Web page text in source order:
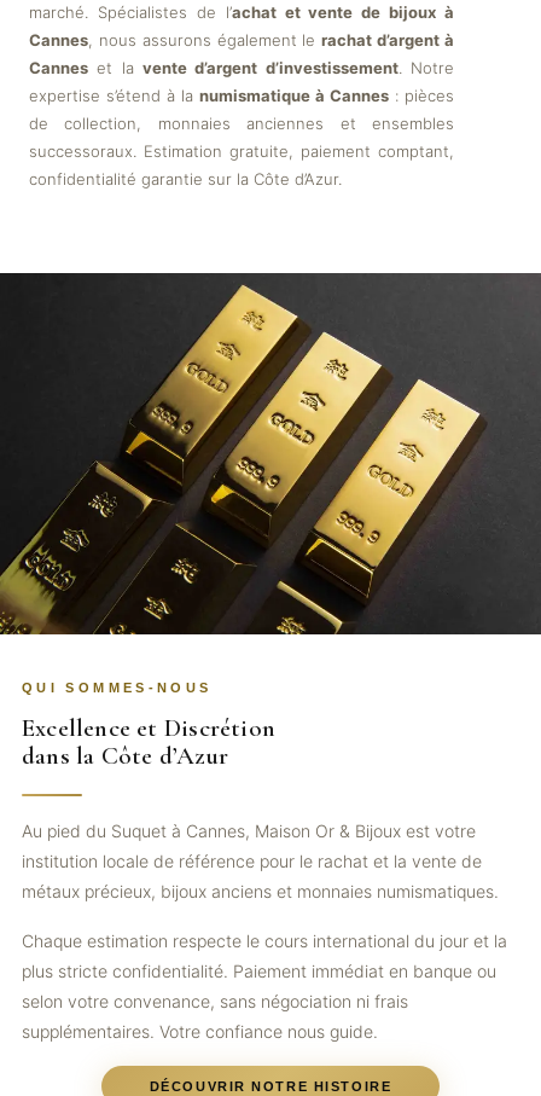
marché. Spécialistes de l’achat et vente de bijoux à
Cannes , nous assurons également lerachat d’argent à
Cannes et la vente d’argent d’investissement. Notre
expertise s’étend à la numismatique à Cannes : pièces
de collection, monnaies anciennes et ensembles
successoraux. Estimation gratuite, paiement comptant,
confidentialité garantie sur la Côte d’Azur.
QUI SOMMES-NOUS
Excellence et Discrétion
dans la Côte d’Azur
Au pied du Suquet à Cannes, Maison Or & Bijoux est votre
institution locale de référence pour le rachat et la vente de
métaux précieux, bijoux anciens et monnaies numismatiques.
Chaque estimation respecte le cours international du jour et la
plus stricte confidentialité. Paiement immédiat en banque ou
selon votre convenance, sans négociation ni frais
supplémentaires. Votre confiance nous guide.
DÉCOUVRIR NOTRE HISTOIRE